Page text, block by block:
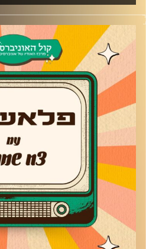
ה-2000, את השירים
שכולנו גדלנו עליהם בשילוב
והפעם-כולנו גדלים על הסרטים
השירים ויודעים כל פרט קטן על
שירי דיסני הגדול!!
אורחת: קרן אסף
מולאן- אצלי תצאו גברים
Mulan – Reflection
אהבה יש באוויר- מלך
האקונה מטטה- מלך האריות
You've Got a Friend in Me